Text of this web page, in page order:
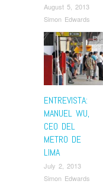
August 5, 2013
Simon Edwards
ENTREVISTA:
MANUEL WU,
CEO DEL
METRO DE
LIMA
July 2, 2013
Simon Edwards